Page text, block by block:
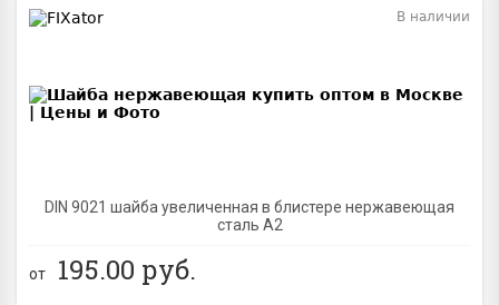
DIN 9021 шайба увеличенная в блистере нержавеющая
сталь A2
В наличии
от 195.00 руб.